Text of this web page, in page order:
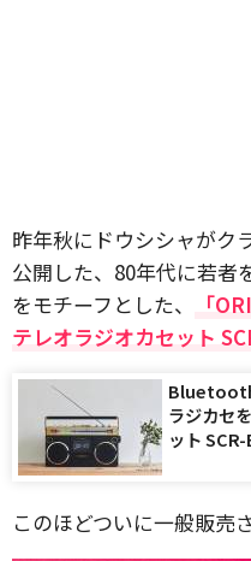
昨年秋にドウシシャがク
公開した、80年代に若者
をモチーフとした、
「
テレオラジオカセット
Bluetooth
ラジカセ
ット SCR-
このほどついに一般販売